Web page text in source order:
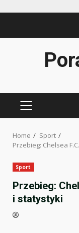
PRIMARY
Home
Sport
Przebieg: Chelsea
Sport
Przebieg:
i statystyki